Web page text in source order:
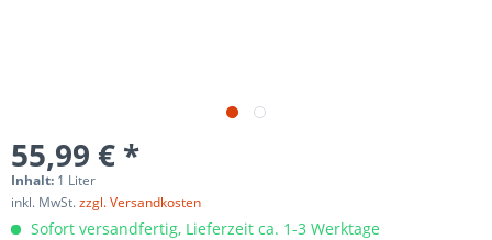
55,99 € *
Inhalt: 1 Liter
inkl. MwSt.zzgl. Versandkosten
Sofort versandfertig, Lieferzeit ca. 1-3 Werktage